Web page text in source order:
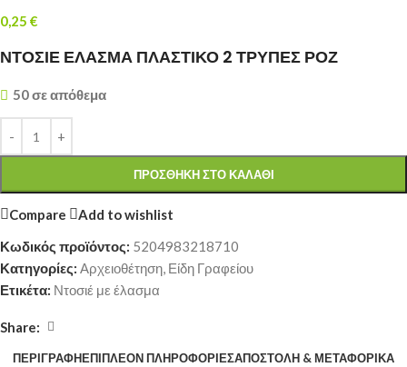
0,25 €
ΝΤΟΣΙΕ ΕΛΑΣΜΑ ΠΛΑΣΤΙΚΟ 2 ΤΡΥΠΕΣ ΡΟΖ
50 σε απόθεμα
ΠΡΟΣΘΉΚΗ ΣΤΟ ΚΑΛΆΘΙ
Compare
Add to wishlist
Κωδικός προϊόντος: 5204983218710
Κατηγορίες: Αρχειοθέτηση, Είδη Γραφείου
Ετικέτα: Ντοσιέ με έλασμα
Share:
ΠΕΡΙΓΡΑΦΉΕΠΙΠΛΈΟΝ ΠΛΗΡΟΦΟΡΊΕΣΑΠΟΣΤΟΛΉ & ΜΕΤΑΦΟΡΙΚΆ